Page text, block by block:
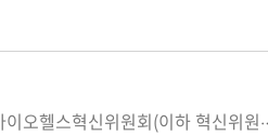
국내 제약바이오 산업 육성과 발전을 위한 범정부 컨트롤타워 역